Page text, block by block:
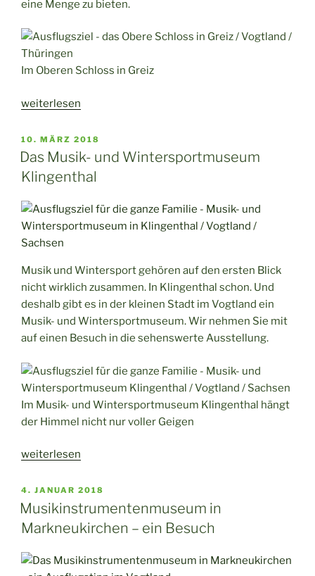
eine Menge zu bieten.
Im Oberen Schloss in Greiz
„Ausflug
das
Obere
Schloss
Greiz“
weiterlesen
VERÖFFENTLICHT
AM
10. MÄRZ 2018
Das Musik- und Wintersportmuseum
Klingenthal
Musik und Wintersport gehören auf den ersten Blick
nicht wirklich zusammen. In Klingenthal schon. Und
deshalb gibt es in der kleinen Stadt im Vogtland ein
Musik- und Wintersportmuseum. Wir nehmen Sie mit
auf einen Besuch in die sehenswerte Ausstellung.
Im Musik- und Wintersportmuseum Klingenthal hängt
der Himmel nicht nur voller Geigen
„Das
und
Wintersportmuseum
Klingenthal“
weiterlesen
VERÖFFENTLICHT
AM
4. JANUAR 2018
Musikinstrumentenmuseum in
Markneukirchen – ein Besuch